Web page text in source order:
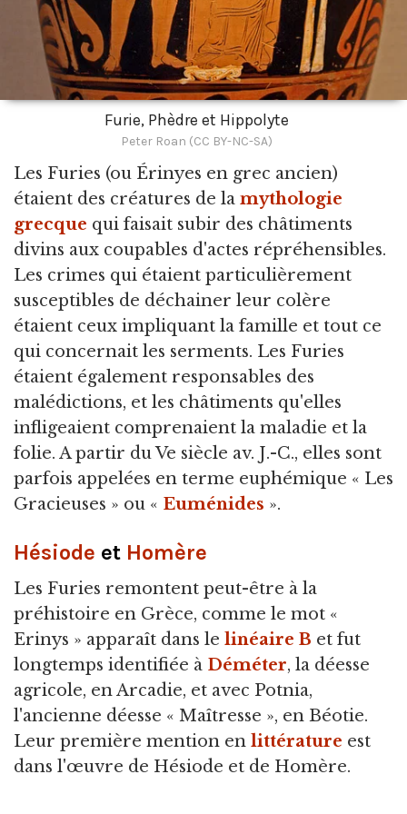
Furie, Phèdre et Hippolyte
Peter Roan (CC BY-NC-SA)
Les Furies (ou Érinyes en grec ancien)
étaient des créatures de la mythologie
grecque qui faisait subir des châtiments
divins aux coupables d'actes répréhensibles.
Les crimes qui étaient particulièrement
susceptibles de déchainer leur colère
étaient ceux impliquant la famille et tout ce
qui concernait les serments. Les Furies
étaient également responsables des
malédictions, et les châtiments qu'elles
infligeaient comprenaient la maladie et la
folie. A partir du Ve siècle av. J.-C., elles sont
parfois appelées en terme euphémique « Les
Gracieuses » ou « Euménides ».
Hésiode et Homère
Les Furies remontent peut-être à la
préhistoire en Grèce, comme le mot «
Erinys » apparaît dans le linéaire B et fut
longtemps identifiée à Déméter, la déesse
agricole, en Arcadie, et avec Potnia,
l'ancienne déesse « Maîtresse », en Béotie.
Leur première mention en littérature est
dans l'œuvre de Hésiode et de Homère.